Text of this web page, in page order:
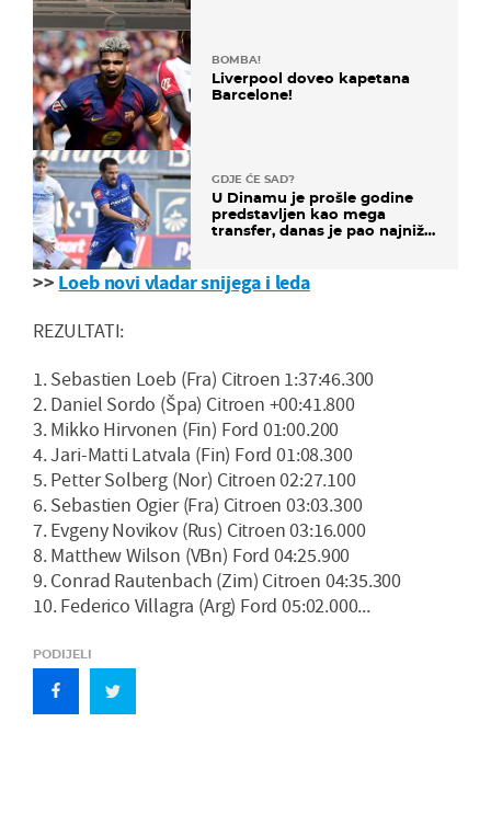
BOMBA!
Liverpool doveo kapetana
Barcelone!
GDJE ĆE SAD?
U Dinamu je prošle godine
predstavljen kao mega
transfer, danas je pao najniže
>> Loeb novi vladar snijega i leda
REZULTATI:
1. Sebastien Loeb (Fra) Citroen 1:37:46.300
2. Daniel Sordo (Špa) Citroen +00:41.800
3. Mikko Hirvonen (Fin) Ford 01:00.200
4. Jari-Matti Latvala (Fin) Ford 01:08.300
5. Petter Solberg (Nor) Citroen 02:27.100
6. Sebastien Ogier (Fra) Citroen 03:03.300
7. Evgeny Novikov (Rus) Citroen 03:16.000
8. Matthew Wilson (VBn) Ford 04:25.900
9. Conrad Rautenbach (Zim) Citroen 04:35.300
10. Federico Villagra (Arg) Ford 05:02.000...
PODIJELI